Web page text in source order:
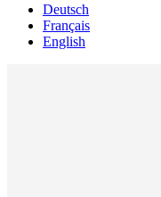
Deutsch
Français
English